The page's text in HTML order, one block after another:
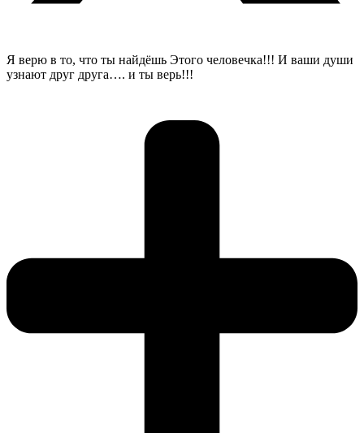
Я верю в то, что ты найдёшь Этого человечка!!! И ваши души
узнают друг друга…. и ты верь!!!